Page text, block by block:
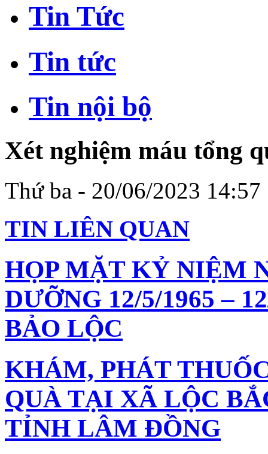
Tin Tức
Tin tức
Tin nội bộ
Xét nghiệm máu tổng
Thứ ba - 20/06/2023 14:57
TIN LIÊN QUAN
HỌP MẶT KỶ NIỆM
DƯỠNG 12/5/1965 –
BẢO LỘC
KHÁM, PHÁT
QUÀ TẠI XÃ LỘC
TỈNH LÂM ĐỒNG